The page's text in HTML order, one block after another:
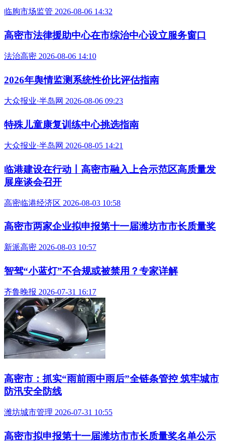
临朐市场监管 2026-08-06 14:32
高密市法律援助中心在市综治中心设立服务窗口
法治高密 2026-08-06 14:10
2026年舆情监测系统性价比评估指南
大众报业·半岛网 2026-08-06 09:23
特殊儿童康复训练中心挑选指南
大众报业·半岛网 2026-08-05 14:21
临港建设在行动丨高密市融入上合示范区高质量发
展座谈会召开
高密临港经济区 2026-08-03 10:58
高密市两家企业拟申报第十一届潍坊市市长质量奖
新派高密 2026-08-03 10:57
智驾“小蓝灯”不合规或被禁用？专家详解
齐鲁晚报 2026-07-31 16:17
高密市：抓实“雨前雨中雨后”全链条管控 筑牢城市
防汛安全防线
潍坊城市管理 2026-07-31 10:55
高密市拟申报第十一届潍坊市市长质量奖名单公示